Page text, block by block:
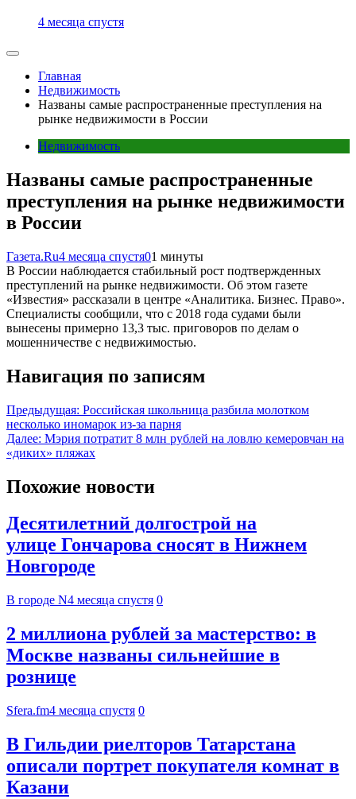
4 месяца спустя
Главная
Недвижимость
Названы самые распространенные преступления на
рынке недвижимости в России
Недвижимость
Названы самые распространенные
преступления на рынке недвижимости
в России
Газета.Ru4 месяца спустя01 минуты
В России наблюдается стабильный рост подтвержденных
преступлений на рынке недвижимости. Об этом газете
«Известия» рассказали в центре «Аналитика. Бизнес. Право».
Специалисты сообщили, что с 2018 года судами были
вынесены примерно 13,3 тыс. приговоров по делам о
мошенничестве с недвижимостью.
Навигация по записям
Предыдущая: Российская школьница разбила молотком
несколько иномарок из-за парня
Далее: Мэрия потратит 8 млн рублей на ловлю кемеровчан на
«диких» пляжах
Похожие новости
Десятилетний долгострой на
улице Гончарова сносят в Нижнем
Новгороде
В городе N4 месяца спустя 0
2 миллиона рублей за мастерство: в
Москве названы сильнейшие в
рознице
Sfera.fm4 месяца спустя 0
В Гильдии риелторов Татарстана
описали портрет покупателя комнат в
Казани